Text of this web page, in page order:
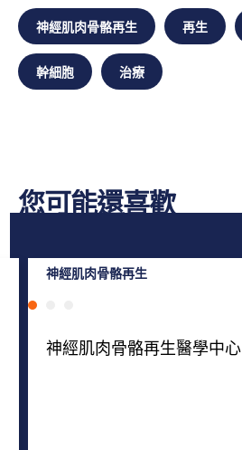
神經肌肉骨骼再生 再生
幹細胞 治療
您可能還喜歡
我們的團隊
神經肌肉骨骼再生
神經肌肉骨骼再生醫學中心
我們的團隊